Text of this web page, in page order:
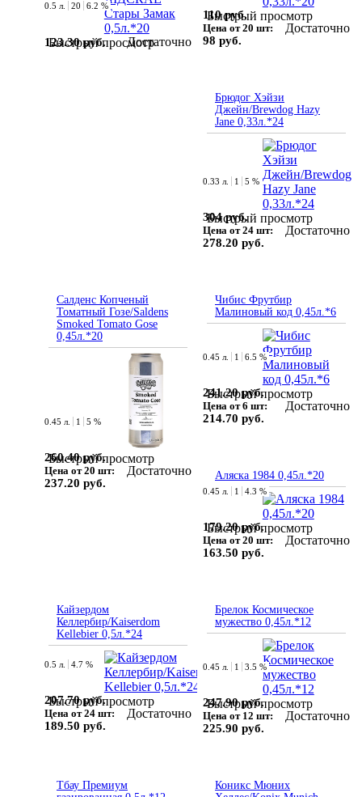
Быстрый просмотр
0.5 л. 20 6.2 %
123.30 руб. Достаточно
Быстрый просмотр
110 руб.
Цена от 20 шт:
98 руб.
Достаточно
Брюдог Хэйзи
Джейн/Brewdog Hazy
Jane 0,33л.*24
Быстрый просмотр
0.33 л. 1 5 %
304 руб.
Цена от 24 шт:
278.20 руб.
Достаточно
Салденс Копченый
Томатный Гозе/Saldens
Smoked Tomato Gose
0,45л.*20
Быстрый просмотр
0.45 л. 1 5 %
260.40 руб.
Цена от 20 шт:
237.20 руб.
Достаточно
Чибис Фрутбир
Малиновый код 0,45л.*6
Быстрый просмотр
0.45 л. 1 6.5 %
241.20 руб.
Цена от 6 шт:
214.70 руб.
Достаточно
Аляска 1984 0,45л.*20
Быстрый просмотр
0.45 л. 1 4.3 %
179.20 руб.
Цена от 20 шт:
163.50 руб.
Достаточно
Кайзердом
Келлербир/Kaiserdom
Kellebier 0,5л.*24
Быстрый просмотр
0.5 л. 4.7 %
207.70 руб.
Цена от 24 шт:
189.50 руб.
Достаточно
Брелок Космическое
мужество 0,45л.*12
Быстрый просмотр
0.45 л. 1 3.5 %
247.90 руб.
Цена от 12 шт:
225.90 руб.
Достаточно
Тбау Премиум
Коникс Мюних